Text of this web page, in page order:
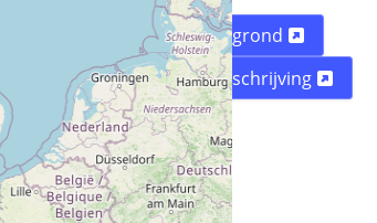
Plattegrond
Routebeschrijving